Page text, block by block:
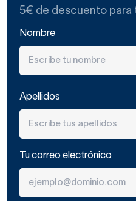
5€ de descuento para
Nombre
Apellidos
Tu correo electrónico